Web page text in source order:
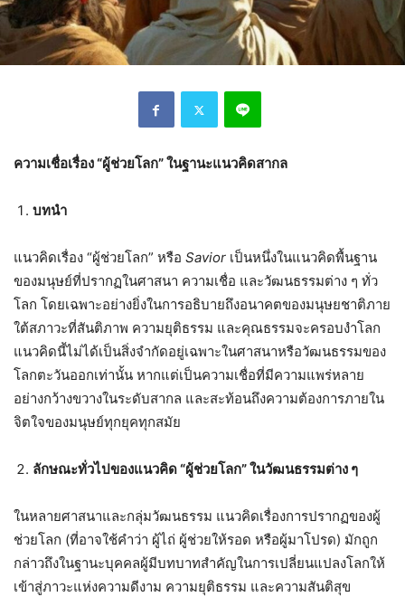
ความเชื่อเรื่อง “ผู้ช่วยโลก” ในฐานะแนวคิดสากล
บทนำ
แนวคิดเรื่อง “ผู้ช่วยโลก” หรือ Savior เป็นหนึ่งในแนวคิดพื้นฐาน
ของมนุษย์ที่ปรากฏในศาสนา ความเชื่อ และวัฒนธรรมต่าง ๆ ทั่ว
โลก โดยเฉพาะอย่างยิ่งในการอธิบายถึงอนาคตของมนุษยชาติภาย
ใต้สภาวะที่สันติภาพ ความยุติธรรม และคุณธรรมจะครอบงำโลก
แนวคิดนี้ไม่ได้เป็นสิ่งจำกัดอยู่เฉพาะในศาสนาหรือวัฒนธรรมของ
โลกตะวันออกเท่านั้น หากแต่เป็นความเชื่อที่มีความแพร่หลาย
อย่างกว้างขวางในระดับสากล และสะท้อนถึงความต้องการภายใน
จิตใจของมนุษย์ทุกยุคทุกสมัย
ลักษณะทั่วไปของแนวคิด “ผู้ช่วยโลก” ในวัฒนธรรมต่าง ๆ
ในหลายศาสนาและกลุ่มวัฒนธรรม แนวคิดเรื่องการปรากฏของผู้
ช่วยโลก (ที่อาจใช้คำว่า ผู้ไถ่ ผู้ช่วยให้รอด หรือผู้มาโปรด) มักถูก
กล่าวถึงในฐานะบุคคลผู้มีบทบาทสำคัญในการเปลี่ยนแปลงโลกให้
เข้าสู่ภาวะแห่งความดีงาม ความยุติธรรม และความสันติสุข